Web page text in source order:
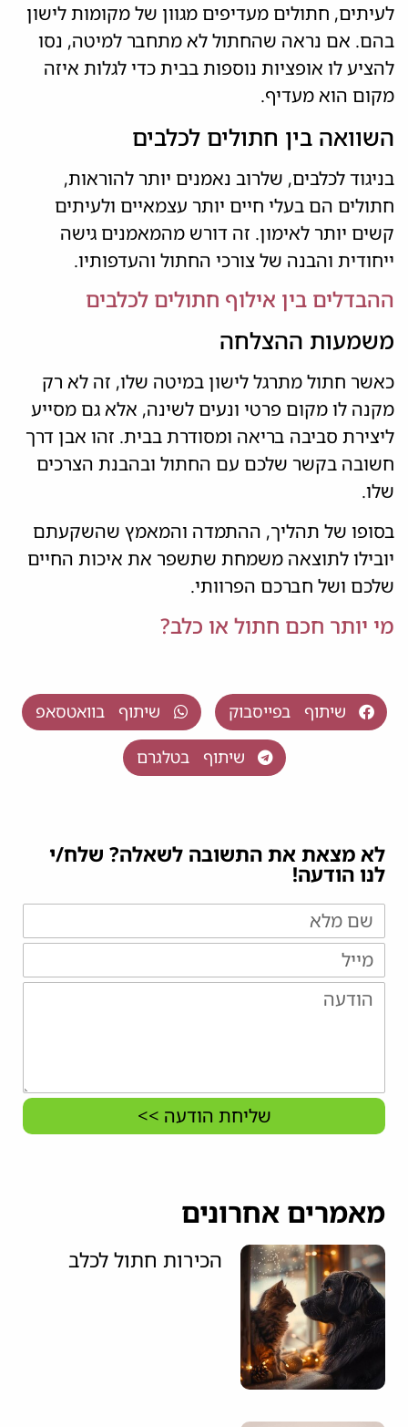
לעיתים, חתולים מעדיפים מגוון של מקומות לישון
בהם. אם נראה שהחתול לא מתחבר למיטה, נסו
להציע לו אופציות נוספות בבית כדי לגלות איזה
מקום הוא מעדיף.
השוואה בין חתולים לכלבים
בניגוד לכלבים, שלרוב נאמנים יותר להוראות,
חתולים הם בעלי חיים יותר עצמאיים ולעיתים
קשים יותר לאימון. זה דורש מהמאמנים גישה
ייחודית והבנה של צורכי החתול והעדפותיו.
ההבדלים בין אילוף חתולים לכלבים
משמעות ההצלחה
כאשר חתול מתרגל לישון במיטה שלו, זה לא רק
מקנה לו מקום פרטי ונעים לשינה, אלא גם מסייע
ליצירת סביבה בריאה ומסודרת בבית. זהו אבן דרך
חשובה בקשר שלכם עם החתול ובהבנת הצרכים
שלו.
בסופו של תהליך, ההתמדה והמאמץ שהשקעתם
יובילו לתוצאה משמחת שתשפר את איכות החיים
שלכם ושל חברכם הפרוותי.
מי יותר חכם חתול או כלב?
שיתוף בפייסבוק שיתוף בוואטסאפ
שיתוף בטלגרם
לא מצאת את התשובה לשאלה? שלח/י
לנו הודעה!
שליחת הודעה >>
מאמרים אחרונים
הכירות חתול לכלב